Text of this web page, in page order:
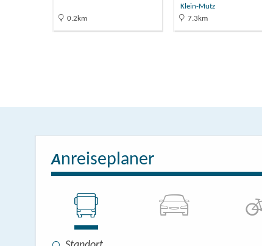
0.2km
Klein-Mutz
7.3km
Anreiseplaner